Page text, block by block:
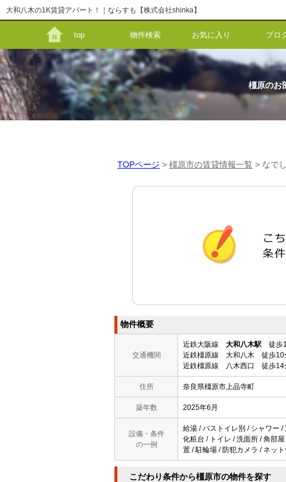
大和八木の1K賃貸アパート！｜ならすも【株式会社shinka】
top 物件検索 お気に入り ブロ
橿原のお
TOPページ > 橿原市の賃貸情報一覧 > なで
物件概要
交通機関
近鉄大阪線 大和八木駅 徒歩
近鉄橿原線 大和八木 徒歩10
近鉄橿原線 八木西口 徒歩14
住所 奈良県橿原市上品寺町
築年数 2025年6月
設備・条件
の一例
給湯 / バストイレ別 / シャワー
化粧台 / トイレ / 洗面所 / 角部
置 / 駐輪場 / 防犯カメラ / ネッ
こだわり条件から橿原市の物件を探す